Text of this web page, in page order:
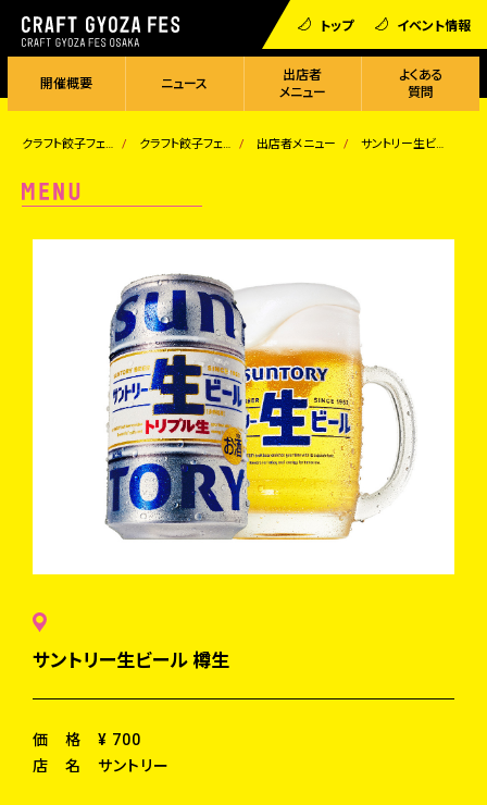
トップ イベント情報
開催概要 ニュース
出店者
メニュー
よくある
質問
クラフト餃子フェス クラフト餃子フェス OSAKA 2024 出店者メニュー サントリー生ビール 樽生
サントリー生ビール 樽生
価 格
¥ 700
店 名
サントリー